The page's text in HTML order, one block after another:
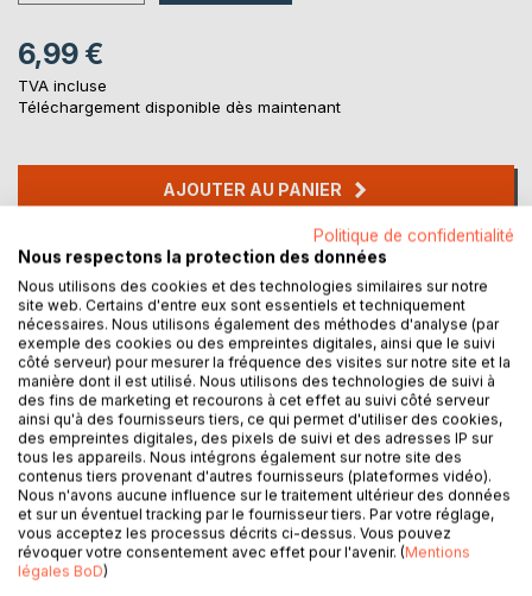
6,99 €
TVA incluse
Téléchargement disponible dès maintenant
AJOUTER AU PANIER
Ajouter à ma liste d'envies
Laisser un avis
DESCRIPTION
Ce livre est le fruit de dialogues entre Anne-Virginie Lucot
et Eric Fleury, thérapeute (thérapie symbolique et hypnose
humaniste entre autre), énergéticien, chamane, vrai guide
Politique de confidentialité
Nous respectons la protection des données
Nous utilisons des cookies et des technologies similaires sur notre
site web. Certains d'entre eux sont essentiels et techniquement
nécessaires. Nous utilisons également des méthodes d'analyse (par
exemple des cookies ou des empreintes digitales, ainsi que le suivi
côté serveur) pour mesurer la fréquence des visites sur notre site et la
manière dont il est utilisé. Nous utilisons des technologies de suivi à
des fins de marketing et recourons à cet effet au suivi côté serveur
ainsi qu'à des fournisseurs tiers, ce qui permet d'utiliser des cookies,
des empreintes digitales, des pixels de suivi et des adresses IP sur
tous les appareils. Nous intégrons également sur notre site des
contenus tiers provenant d'autres fournisseurs (plateformes vidéo).
Nous n'avons aucune influence sur le traitement ultérieur des données
et sur un éventuel tracking par le fournisseur tiers. Par votre réglage,
vous acceptez les processus décrits ci-dessus. Vous pouvez
révoquer votre consentement avec effet pour l'avenir. (Mentions
légales BoD)